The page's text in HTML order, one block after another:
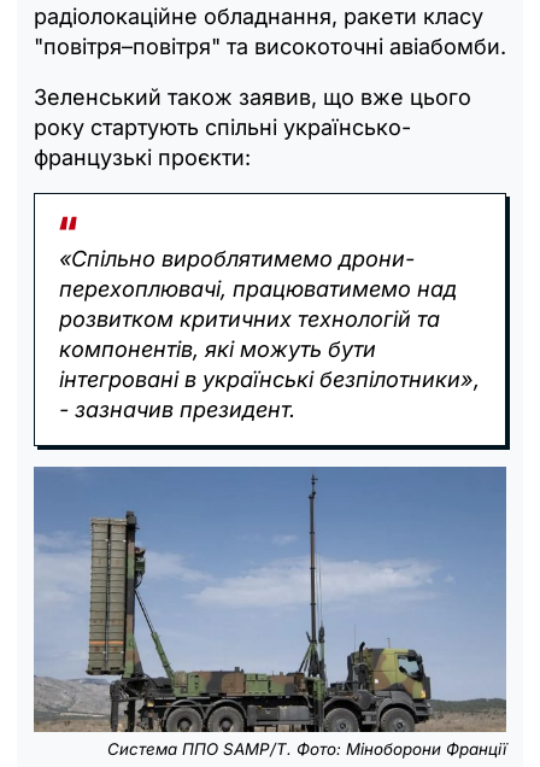
радіолокаційне обладнання, ракети класу
"повітря–повітря" та високоточні авіабомби.
Зеленський також заявив, що вже цього
року стартують спільні українсько-
французькі проєкти:
«Спільно вироблятимемо дрони-
перехоплювачі, працюватимемо над
розвитком критичних технологій та
компонентів, які можуть бути
інтегровані в українські безпілотники»,
- зазначив президент.
Система ППО SAMP/T. Фото: Міноборони Франції